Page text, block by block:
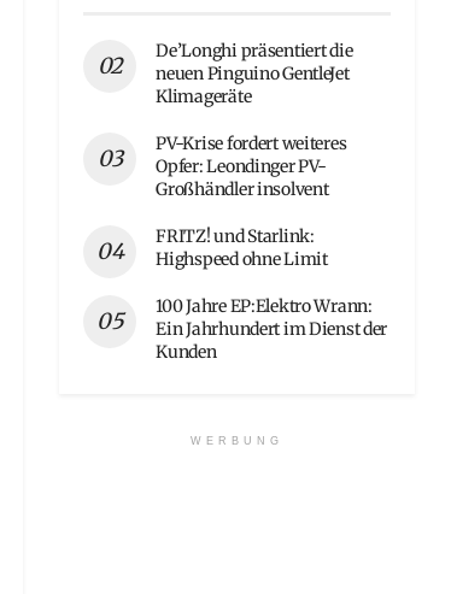
De’Longhi präsentiert die
neuen Pinguino GentleJet
Klimageräte
PV-Krise fordert weiteres
Opfer: Leondinger PV-
Großhändler insolvent
FRITZ! und Starlink:
Highspeed ohne Limit
100 Jahre EP:Elektro Wrann:
Ein Jahrhundert im Dienst der
Kunden
WERBUNG